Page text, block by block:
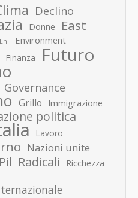
Declino
Donne East
Eni Environment
Finanza Futuro
Governance
Grillo Immigrazione
politica
Lavoro
Nazioni unite
Pil Radicali Ricchezza